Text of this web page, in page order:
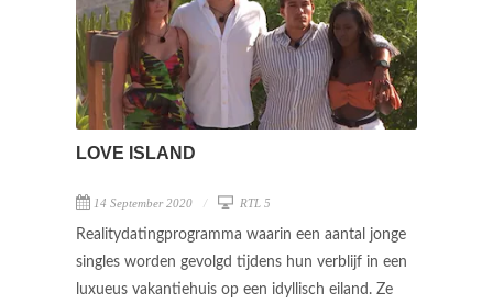
LOVE ISLAND
14 September 2020 RTL 5
Realitydatingprogramma waarin een aantal jonge
singles worden gevolgd tijdens hun verblijf in een
luxueus vakantiehuis op een idyllisch eiland. Ze